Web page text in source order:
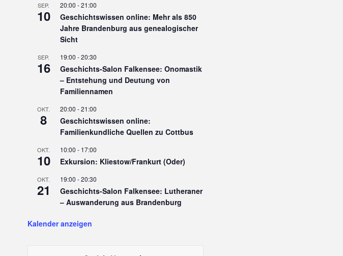
SEP.
10
20:00 -21:00
Geschichtswissen online: Mehr als 850
Jahre Brandenburg aus genealogischer
Sicht
SEP.
16
19:00 -20:30
Geschichts-Salon Falkensee: Onomastik
– Entstehung und Deutung von
Familiennamen
OKT.
8
20:00 -21:00
Geschichtswissen online:
Familienkundliche Quellen zu Cottbus
OKT.
10
10:00 - 17:00
Exkursion: Kliestow/Frankurt (Oder)
OKT.
21
19:00 -20:30
Geschichts-Salon Falkensee: Lutheraner
– Auswanderung aus Brandenburg
Kalender anzeigen